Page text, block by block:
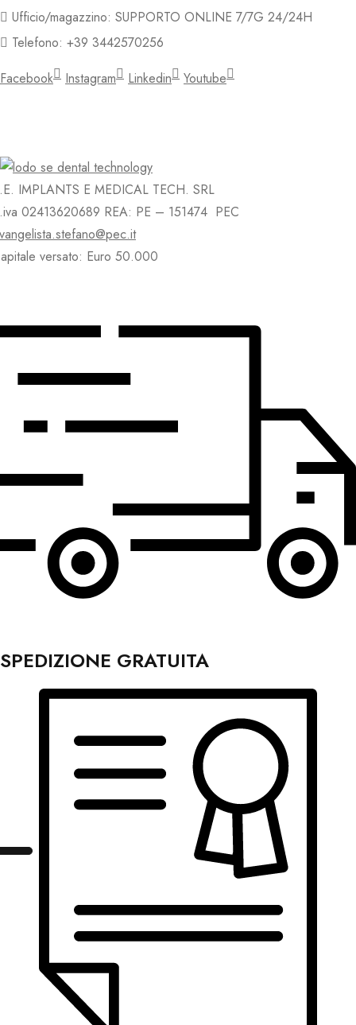
Ufficio/magazzino: SUPPORTO ONLINE 7/7G 24/24H
Telefono: +39 3442570256
Facebook
Instagram Linkedin Youtube
IMPLANTS E MEDICAL TECH. SRL
02413620689 REA: PE – 151474 PEC
versato: Euro 50.000
SPEDIZIONE GRATUITA